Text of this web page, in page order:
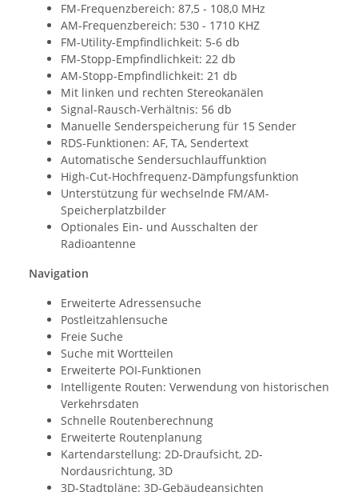
FM-Frequenzbereich: 87,5 - 108,0 MHz
AM-Frequenzbereich: 530 - 1710 KHZ
FM-Utility-Empfindlichkeit: 5-6 db
FM-Stopp-Empfindlichkeit: 22 db
AM-Stopp-Empfindlichkeit: 21 db
Mit linken und rechten Stereokanälen
Signal-Rausch-Verhältnis: 56 db
Manuelle Senderspeicherung für 15 Sender
RDS-Funktionen: AF, TA, Sendertext
Automatische Sendersuchlauffunktion
High-Cut-Hochfrequenz-Dämpfungsfunktion
Unterstützung für wechselnde FM/AM-
Speicherplatzbilder
Optionales Ein- und Ausschalten der
Radioantenne
Navigation
Erweiterte Adressensuche
Postleitzahlensuche
Freie Suche
Suche mit Wortteilen
Erweiterte POI-Funktionen
Intelligente Routen: Verwendung von historischen
Verkehrsdaten
Schnelle Routenberechnung
Erweiterte Routenplanung
Kartendarstellung: 2D-Draufsicht, 2D-
Nordausrichtung, 3D
3D-Stadtpläne: 3D-Gebäudeansichten